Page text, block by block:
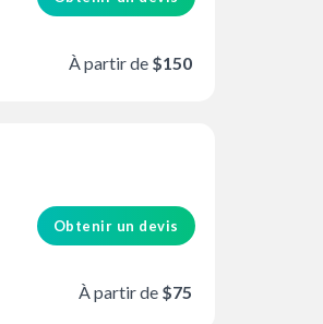
À partir de $150
Obtenir un devis
À partir de $75